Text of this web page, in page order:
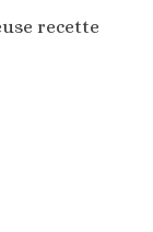
recette